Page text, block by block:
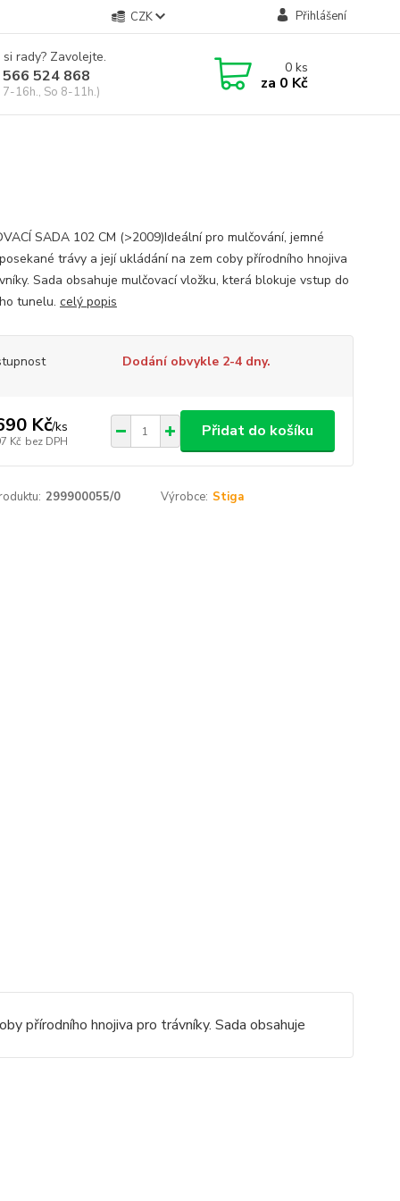
CZK Přihlášení
rady? Zavolejte.
524 868
7-16h., So 8-11h.)
0ks
za 0 Kč
SADA 102 CM (>2009)Ideální pro mulčování, jemné
trávy a její ukládání na zem coby přírodního hnojiva
Sada obsahuje mulčovací vložku, která blokuje vstup do
tunelu. celý popis
Dodání obvykle 2-4 dny.
Kč/ks
Kč bez DPH
Přidat do košíku
299900055/0 Výrobce: Stiga
přírodního hnojiva pro trávníky. Sada obsahuje